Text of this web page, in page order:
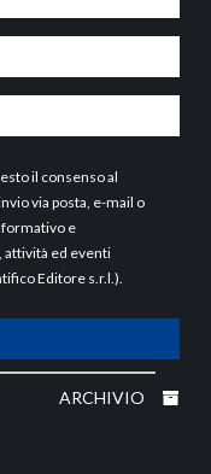
il consenso al
via posta, e-mail o
e
attività ed eventi
Editore s.r.l.).
ARCHIVIO